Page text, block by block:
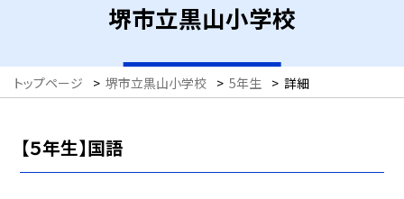
堺市立黒山小学校
トップページ > 堺市立黒山小学校 > 5年生 > 詳細
【５年生】国語